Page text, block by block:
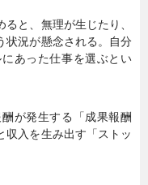
と、無理が生じたり、
状況が懸念される。自分
あった仕事を選ぶとい
が発生する「成果報酬
収入を生み出す「ストッ